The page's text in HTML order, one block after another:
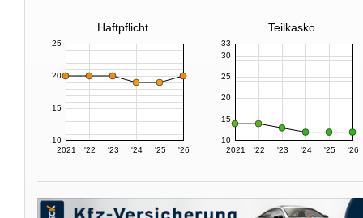
Haftpflicht Teilkasko
2021 '22 '23 '24 '25 '26
10
15
20
25
2021 '22 '23 '24 '25 '26
10
15
20
25
30
33